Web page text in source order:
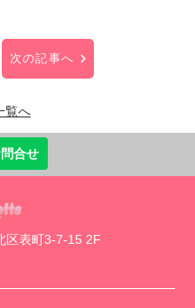
次の記事へ
覧へ
合せ
区表町3-7-15 2F